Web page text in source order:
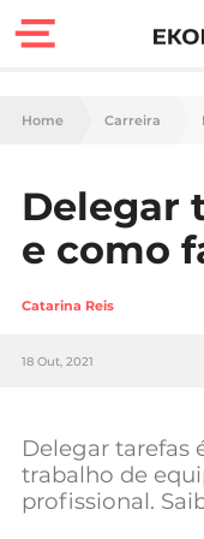
Finanças
Carreira
Home Carreira
Delegar
e como
Catarina Reis
18 Out, 2021
Delegar tarefas
trabalho de
profissional.